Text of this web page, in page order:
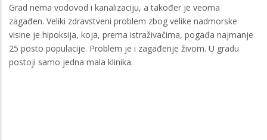
Grad nema vodovod i kanalizaciju, a također je veoma
zagađen. Veliki zdravstveni problem zbog velike nadmorske
visine je hipoksija, koja, prema istraživačima, pogađa najmanje
25 posto populacije. Problem je i zagađenje živom. U gradu
postoji samo jedna mala klinika.